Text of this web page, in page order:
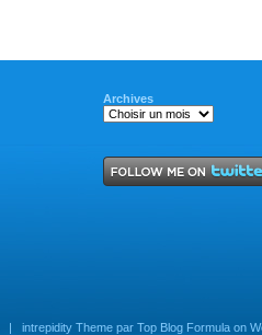
Archives
| intrepidity Theme par Top Blog Formula on